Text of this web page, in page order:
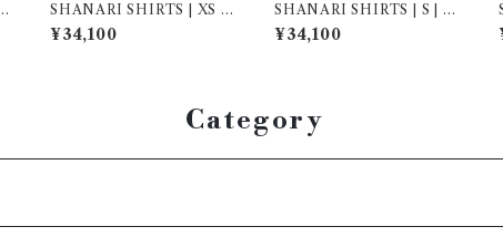
SHANARI SHIRTS | XS |
262027
¥34,100
SHANARI SHIRTS | S | 2
63050
¥34,100
Category